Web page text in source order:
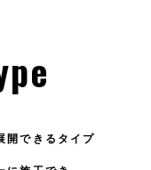
開できるタイプ